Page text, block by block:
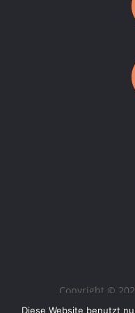
Copyright ©
Diese Website benutzt